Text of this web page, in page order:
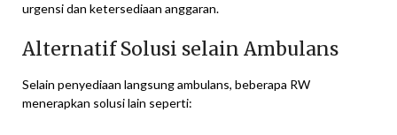
urgensi dan ketersediaan anggaran.
Alternatif Solusi selain Ambulans
Selain penyediaan langsung ambulans, beberapa RW
menerapkan solusi lain seperti: